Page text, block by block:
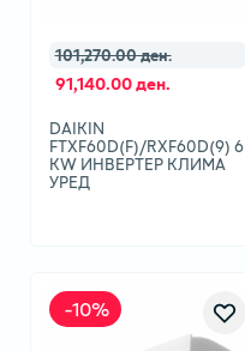
101,270.00 ден.
91,140.00 ден.
DAIKIN
FTXF60D(F)/RXF60D(9) 6
KW ИНВЕРТЕР КЛИМА
УРЕД
-10%